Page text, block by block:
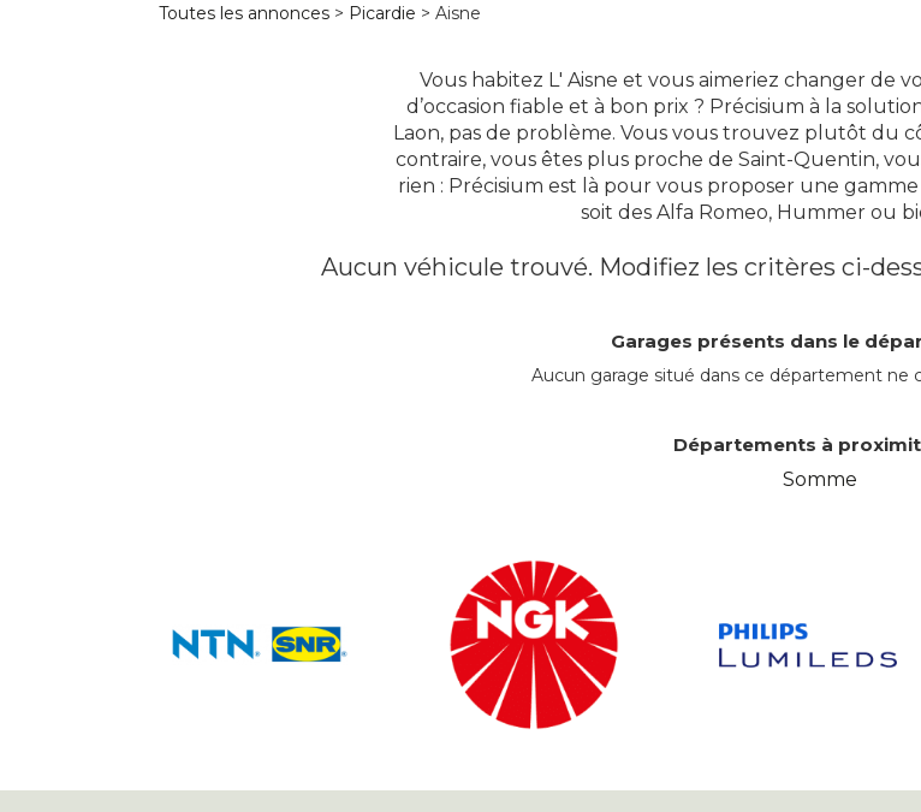
Toutes les annonces > Picardie > Aisne
Vous habitez L' Aisne et vous aimeriez changer de
d’occasion fiable et à bon prix ? Précisium à la
Laon, pas de problème. Vous vous trouvez plutôt du
contraire, vous êtes plus proche de Saint-Quentin,
rien : Précisium est là pour vous proposer une
soit des Alfa Romeo, Hummer ou
Aucun véhicule trouvé. Modifiez les critères ci-
Garages présents dans le
Aucun garage situé dans ce département ne
Départements à
Somme